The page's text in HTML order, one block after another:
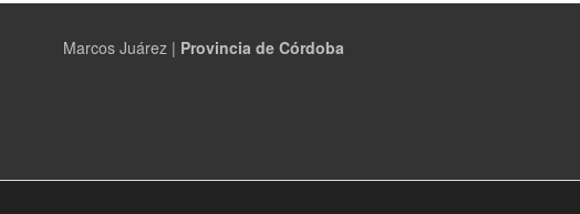
Marcos Juárez | Provincia de Córdoba